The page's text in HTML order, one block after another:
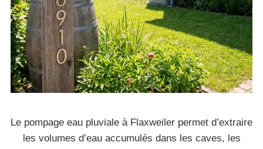
Le pompage eau pluviale à Flaxweiler permet d’extraire
les volumes d’eau accumulés dans les caves, les